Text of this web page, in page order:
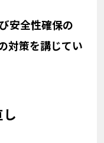
安全性確保の
対策を講じてい